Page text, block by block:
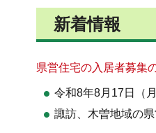
新着情報
県営住宅の入居者募集
令和8年8月17日（
諏訪、木曽地域の